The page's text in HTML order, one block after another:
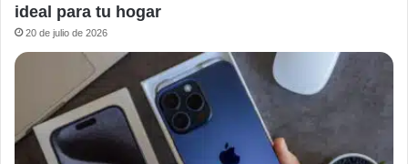
ideal para tu hogar
20 de julio de 2026